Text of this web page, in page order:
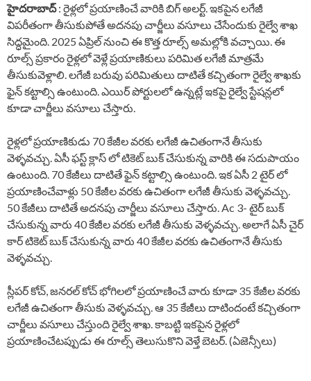
హైదరాబాద్: రైళ్లలో ప్రయాణించే వారికి బిగ్ అలర్ట్. ఇకపైన లగేజీ
విపరీతంగా తీసుకుపోతే అదనపు చార్జీలు వసూలు చేసేందుకు రైల్వే శాఖ
సిద్ధమైంది. 2025 ఏప్రిల్ నుంచి ఈ కొత్త రూల్స్ అమల్లోకి వచ్చాయి. ఈ
రూల్స్ ప్రకారం రైళ్లలో వెళ్లే ప్రయాణికులు పరిమిత లగేజీ మాత్రమే
తీసుకువెళ్లాలి. లగేజీ బరువు పరిమితులు దాటితే కచ్చితంగా రైల్వే శాఖకు
ఫైన్ కట్టాల్సి ఉంటుంది. ఎయిర్ పోర్టులలో ఉన్నట్లే ఇకపై రైల్వే స్టేషన్లలో
కూడా చార్జీలు వసూలు చేస్తారు.
రైళ్లలో ప్రయాణికుడు 70 కేజీల వరకు లగేజీ ఉచితంగానే తీసుకు
వెళ్ళవచ్చు. ఏసీ ఫస్ట్ క్లాస్ లో టికెట్ బుక్ చేసుకున్న వారికి ఈ సదుపాయం
ఉంటుంది. 70 కేజీలు దాటితే ఫైన్ కట్టాల్సి ఉంటుంది. ఇక ఏసీ 2 టైర్ లో
ప్రయాణించేవాళ్లు 50 కేజీల వరకు ఉచితంగా లగేజీ తీసుకు వెళ్ళవచ్చు.
50 కేజీలు దాటితే అదనపు చార్జీలు వసూలు చేస్తారు. Ac 3- టైర్ బుక్
చేసుకున్న వారు 40 కేజీల వరకు లగేజీ తీసుకు వెళ్ళవచ్చు. అలాగే ఏసీ చైర్
కార్ టికెట్ బుక్ చేసుకున్న వారు 40 కేజీల వరకు ఉచితంగానే తీసుకు
వెళ్ళవచ్చు.
స్లీపర్ కోచ్, జనరల్ కోచ్ భోగిలలో ప్రయాణించే వారు కూడా 35 కేజీల వరకు
లగేజీ ఉచితంగా తీసుకు వెళ్ళవచ్చు. ఆ 35 కేజీలు దాటిందంటే కచ్చితంగా
చార్జీలు వసూలు చేస్తుంది రైల్వే శాఖ. కాబట్టి ఇకపైన రైళ్లలో
ప్రయాణించేటప్పుడు ఈ రూల్స్ తెలుసుకొని వెళ్తే బెటర్. (ఏజెన్సీలు)